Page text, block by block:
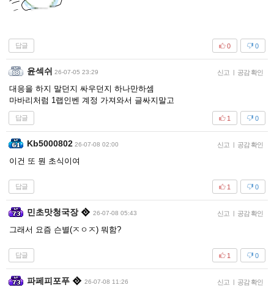
답글 0
0
윤섹쉬 26-07-05 23:29 신고 | 공감 확인
대응을 하지 말던지 싸우던지 하나만하셈
마바리처럼 1랩인벤 계정 가져와서 글싸지말고
답글 0
1
Kb5000802 26-07-08 02:00 신고 | 공감 확인
이건 또 뭔 초식이여
답글 0
1
민초맛청국장 26-07-08 05:43 신고 | 공감 확인
그래서 요즘 슨별(ㅈㅇㅈ) 뭐함?
답글 0
1
파페피포푸 26-07-08 11:26 신고 | 공감 확인